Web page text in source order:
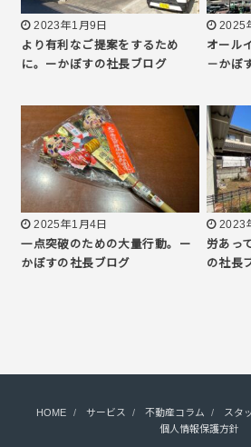
2023年1月9日
より有利なご提案をするため
に。ーかぼすの社長ブログ
2025
オール
－かぼ
2025年1月4日
一点突破のための大量行動。ー
かぼすの社長ブログ
2023
労あっ
の社長
HOME サービス 不動産コラム スタ
個人情報保護方針